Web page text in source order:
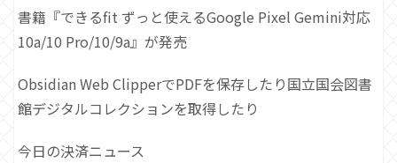
書籍『できるfit ずっと使えるGoogle Pixel Gemini対応
10a/10 Pro/10/9a』が発売
Obsidian Web ClipperでPDFを保存したり国立国会図書
館デジタルコレクションを取得したり
今日の決済ニュース